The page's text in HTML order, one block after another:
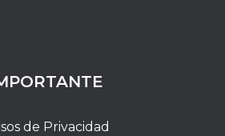
de Privacidad